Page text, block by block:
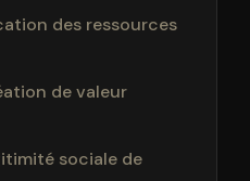
des ressources
de valeur
sociale de